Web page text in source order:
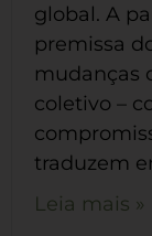
global. A
premissa
mudanças
coletivo –
traduzem
Leia mais »